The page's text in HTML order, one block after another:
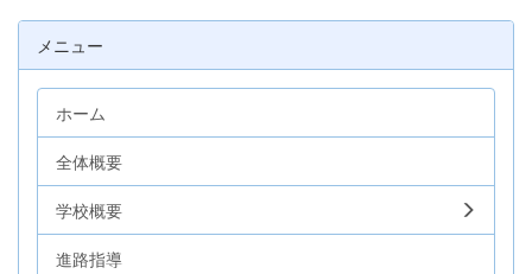
メニュー
ホーム
全体概要
学校概要
進路指導